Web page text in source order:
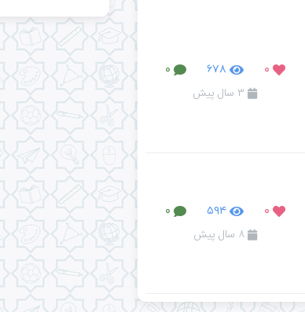
۰ ۶۷۸ ۰
۳ سال پیش
۰ ۵۹۴ ۰
۸ سال پیش